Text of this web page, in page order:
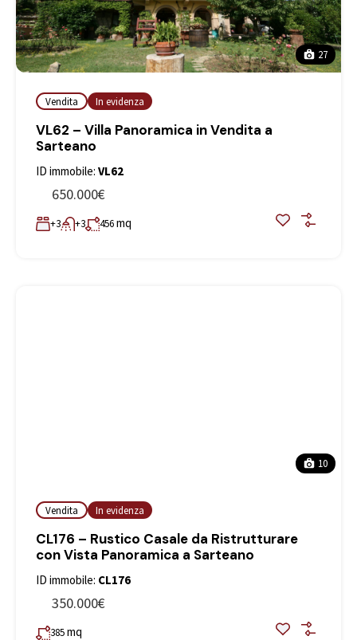
27
Vendita In evidenza
VL62 – Villa Panoramica in Vendita a
Sarteano
ID immobile: VL62
650.000€
+3 +3 456mq
10
Vendita In evidenza
CL176 – Rustico Casale da Ristrutturare
con Vista Panoramica a Sarteano
ID immobile: CL176
350.000€
385mq